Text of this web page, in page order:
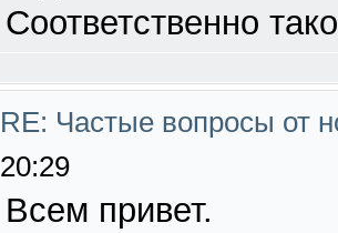
Соответственно
RE: Частые вопросы от
20:29
Всем привет.